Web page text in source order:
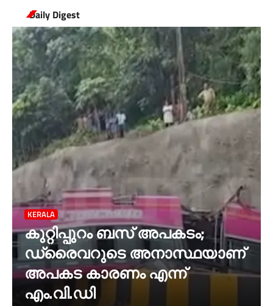
Daily Digest
KERALA
കുറ്റിപ്പുറം ബസ് അപകടം;
ഡ്രൈവറുടെ അനാസ്ഥയാണ്‌
അപകട കാരണം എന്ന്
എം.വി.ഡി